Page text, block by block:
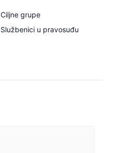
Ciljne grupe
Službenici u pravosuđu